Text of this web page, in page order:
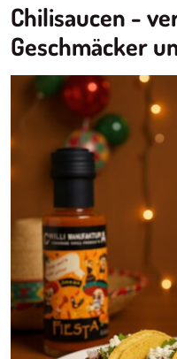
Chilisaucen -
Geschmäcker